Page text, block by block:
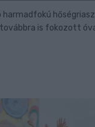
is fokozott